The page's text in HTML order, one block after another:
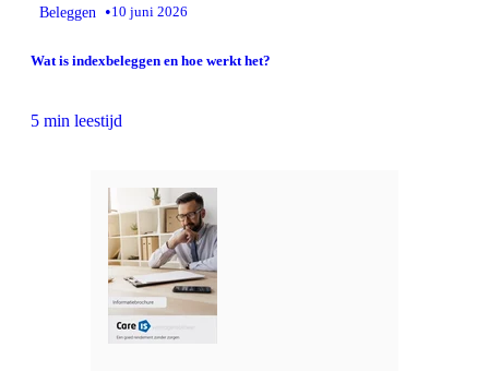
Beleggen •10 juni 2026
Wat is indexbeleggen en hoe werkt het?
5 min leestijd